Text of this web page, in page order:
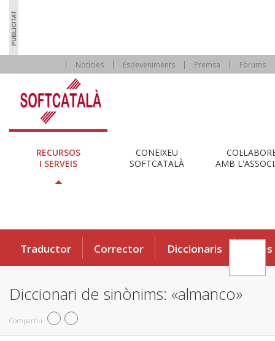
Notícies Esdeveniments Premsa Fòrums
RECURSOS
I SERVEIS
CONEIXEU
SOFTCATALÀ
AMB
Traductor Corrector Diccionaris Eines
Diccionari de sinònims: «almanco»
Compartiu